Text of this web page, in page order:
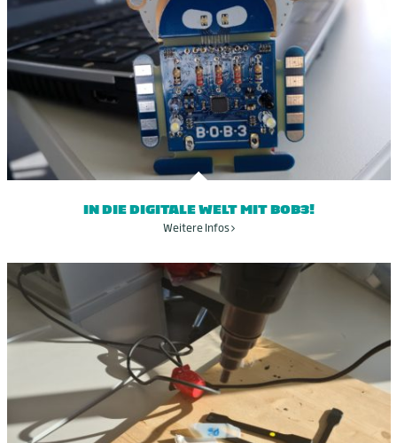
IN DIE DIGITALE WELT MIT BOB3!
Weitere Infos